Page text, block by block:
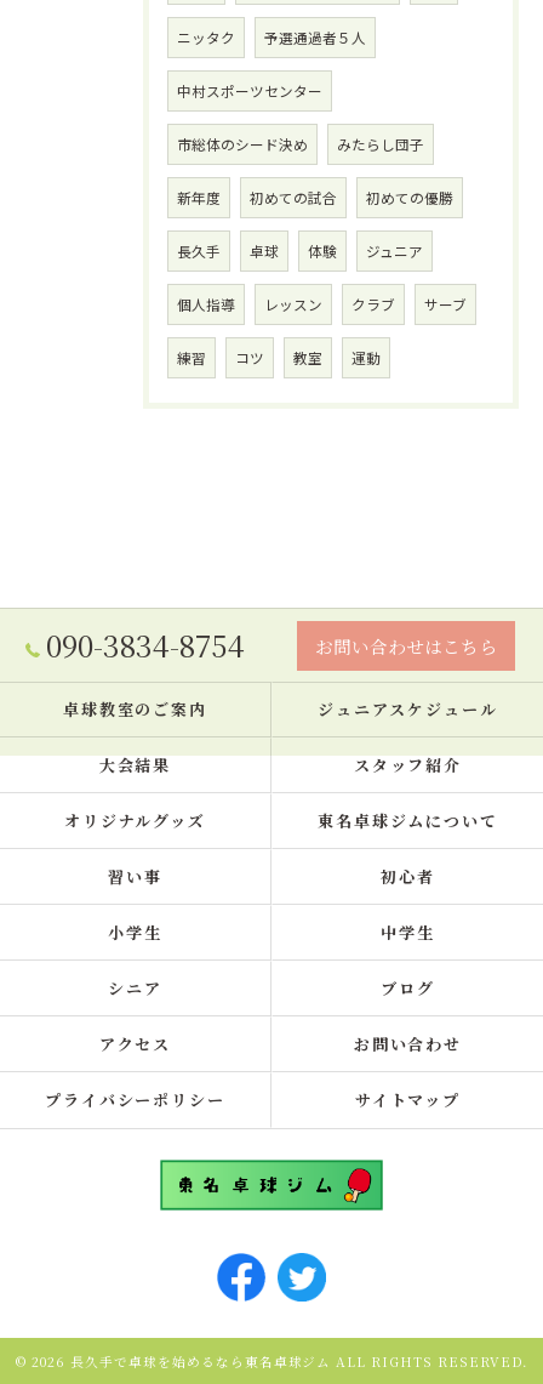
ニッタク 予選通過者５人
中村スポーツセンター
市総体のシード決め みたらし団子
新年度 初めての試合 初めての優勝
長久手 卓球 体験 ジュニア
個人指導 レッスン クラブ サーブ
練習 コツ 教室 運動
090-3834-8754 お問い合わせはこちら
卓球教室のご案内 ジュニアスケジュール
大会結果 スタッフ紹介
オリジナルグッズ 東名卓球ジムについて
習い事 初心者
小学生 中学生
シニア ブログ
アクセス お問い合わせ
プライバシーポリシー サイトマップ
© 2026 長久手で卓球を始めるなら東名卓球ジム ALL RIGHTS RESERVED.